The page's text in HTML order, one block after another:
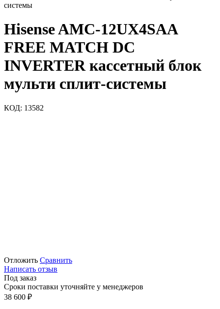
системы
Hisense AMC-12UX4SAA
FREE MATCH DC
INVERTER кассетный блок
мульти сплит-системы
КОД: 13582
Отложить Сравнить
Написать отзыв
Под заказ
Сроки поставки уточняйте у менеджеров
38 600 ₽